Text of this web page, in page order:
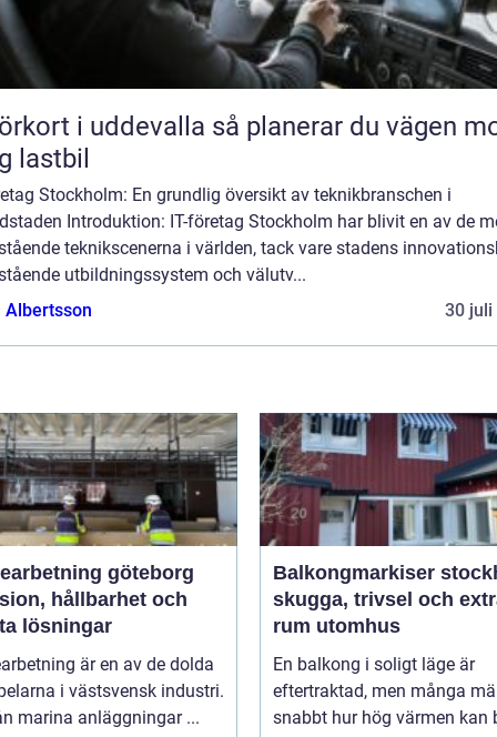
i uddevalla så planerar du vägen mot
lastbil
Stockholm: En grundlig översikt av teknikbranschen i
Introduktion: IT-företag Stockholm har blivit en av de
teknikscenerna i världen, tack vare stadens
utbildningssystem och välutv...
Albertsson
30 juli
göteborg
hållbarhet och
lösningar
är en av de dolda
i västsvensk industri.
marina anläggningar ...
Balkongmarkiser
skugga, trivsel och
rum utomhus
En balkong i soligt läge är
eftertraktad, men många
snabbt hur hög värmen kan